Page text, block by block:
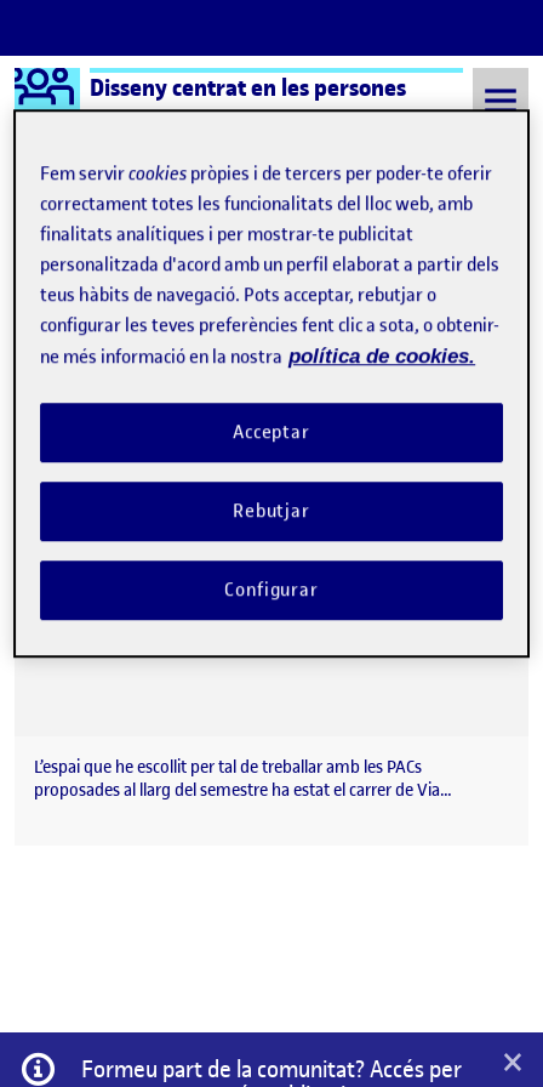
Saltar al contingut
Logo Ágora
Disseny centrat en les persones
Semestre 20211 - Aula 1 4 Octubre, 2021
4 Octubre, 2021
Disseny Universal.
Publicat per
Eric Abenza Castejón
Data de publicaciócomentariel Disseny Universal.
L’espai que he escollit per tal de treballar amb les PACs
proposades al llarg del semestre ha estat el carrer de Via…
Informació
Formeu part de la comunitat? Accés per
×
Fem servircookies pròpies i de tercers per poder-te oferir
correctament totes les funcionalitats del lloc web, amb
finalitats analítiques i per mostrar-te publicitat
personalitzada d'acord amb un perfil elaborat a partir dels
teus hàbits de navegació. Pots acceptar, rebutjar o
configurar les teves preferències fent clic a sota, o obtenir-
ne més informació en la nostra política de cookies.
Rebutjar
Acceptar
Configurar